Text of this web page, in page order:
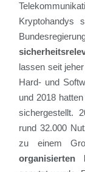
Kryptohandys
lassen seit
Hard- und
und 2018
sichergestellt.
rund 32.000
zu einem
organisierten